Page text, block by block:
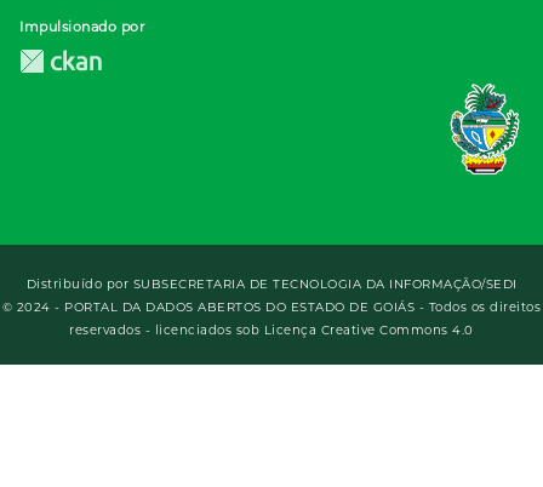
Impulsionado por
Distribuído por SUBSECRETARIA DE TECNOLOGIA DA INFORMAÇÃO/SEDI
© 2024 - PORTAL DA DADOS ABERTOS DO ESTADO DE GOIÁS - Todos os direitos
reservados - licenciados sob Licença Creative Commons 4.0